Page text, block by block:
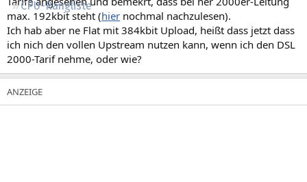
CPU-Rangliste
max. 192kbit steht (hier nochmal nachzulesen).
Ich hab aber ne Flat mit 384kbit Upload, heißt dass jetzt dass
ich nich den vollen Upstream nutzen kann, wenn ich den DSL
2000-Tarif nehme, oder wie?